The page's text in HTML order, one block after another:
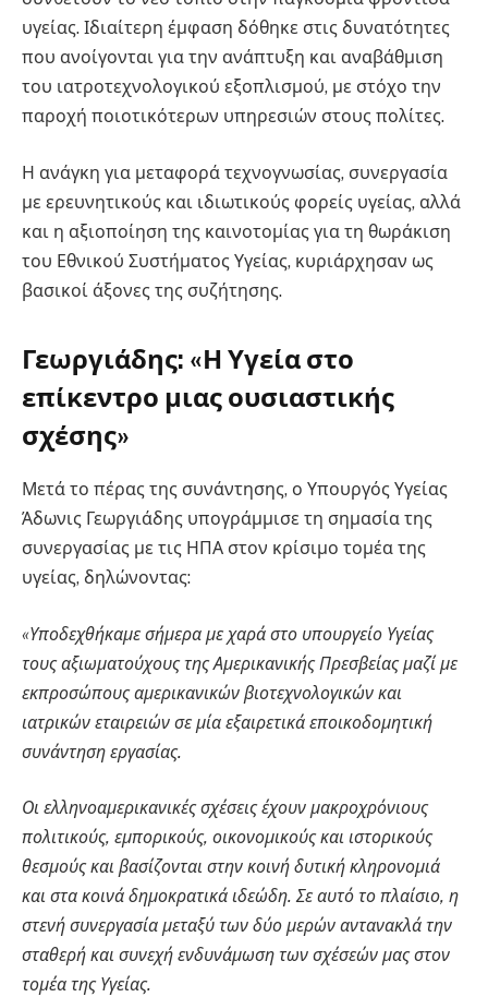
υγείας. Ιδιαίτερη έμφαση δόθηκε στις δυνατότητες
που ανοίγονται για την ανάπτυξη και αναβάθμιση
του ιατροτεχνολογικού εξοπλισμού, με στόχο την
παροχή ποιοτικότερων υπηρεσιών στους πολίτες.
Η ανάγκη για μεταφορά τεχνογνωσίας, συνεργασία
με ερευνητικούς και ιδιωτικούς φορείς υγείας, αλλά
και η αξιοποίηση της καινοτομίας για τη θωράκιση
του Εθνικού Συστήματος Υγείας, κυριάρχησαν ως
βασικοί άξονες της συζήτησης.
Γεωργιάδης: «Η Υγεία στο
επίκεντρο μιας ουσιαστικής
σχέσης»
Μετά το πέρας της συνάντησης, ο Υπουργός Υγείας
Άδωνις Γεωργιάδης υπογράμμισε τη σημασία της
συνεργασίας με τις ΗΠΑ στον κρίσιμο τομέα της
υγείας, δηλώνοντας:
«Υποδεχθήκαμε σήμερα με χαρά στο υπουργείο Υγείας
τους αξιωματούχους της Αμερικανικής Πρεσβείας μαζί με
εκπροσώπους αμερικανικών βιοτεχνολογικών και
ιατρικών εταιρειών σε μία εξαιρετικά εποικοδομητική
συνάντηση εργασίας.
Οι ελληνοαμερικανικές σχέσεις έχουν μακροχρόνιους
πολιτικούς, εμπορικούς, οικονομικούς και ιστορικούς
θεσμούς και βασίζονται στην κοινή δυτική κληρονομιά
και στα κοινά δημοκρατικά ιδεώδη. Σε αυτό το πλαίσιο, η
στενή συνεργασία μεταξύ των δύο μερών αντανακλά την
σταθερή και συνεχή ενδυνάμωση των σχέσεών μας στον
τομέα της Υγείας.